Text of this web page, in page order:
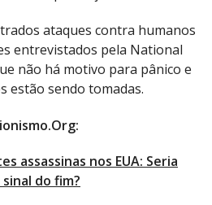
ataques contra humanos
entrevistados pela National
não há motivo para pânico e
estão sendo tomadas.
assassinas nos EUA: Seria
do fim?